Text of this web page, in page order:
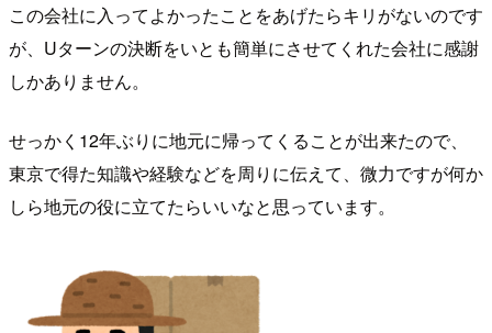
この会社に入ってよかったことをあげたらキリがないのです
が、Uターンの決断をいとも簡単にさせてくれた会社に感謝
しかありません。
せっかく12年ぶりに地元に帰ってくることが出来たので、
東京で得た知識や経験などを周りに伝えて、微力ですが何か
しら地元の役に立てたらいいなと思っています。